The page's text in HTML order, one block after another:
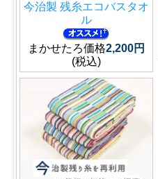
今治製 残糸エコバスタオ
ル
まかせたろ価格2,200円
(税込)